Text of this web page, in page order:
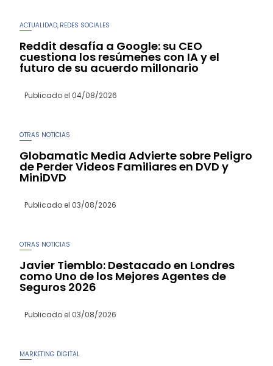
ACTUALIDAD REDES SOCIALES
Reddit desafía a Google: su CEO
cuestiona los resúmenes con IA y el
futuro de su acuerdo millonario
Publicado el 04/08/2026
OTRAS NOTICIAS
Globamatic Media Advierte sobre Peligro
de Perder Videos Familiares en DVD y
MiniDVD
Publicado el 03/08/2026
OTRAS NOTICIAS
Javier Tiemblo: Destacado en Londres
como Uno de los Mejores Agentes de
Seguros 2026
Publicado el 03/08/2026
MARKETING DIGITAL